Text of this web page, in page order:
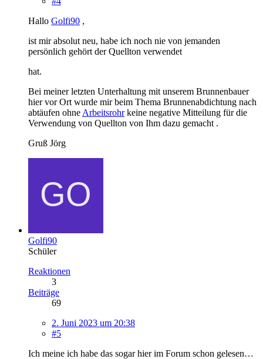
Hallo Golfi90 ,
ist mir absolut neu, habe ich noch nie von jemanden
persönlich gehört der Quellton verwendet
hat.
Bei meiner letzten Unterhaltung mit unserem Brunnenbauer
hier vor Ort wurde mir beim Thema Brunnenabdichtung nach
abtäufen ohne Arbeitsrohrkeine negative Mitteilung für die
Verwendung von Quellton von Ihm dazu gemacht .
Gruß Jörg
Golfi90
Schüler
Reaktionen
3
Beiträge
69
2. Juni 2023 um 20:38
#5
Ich meine ich habe das sogar hier im Forum schon gelesen…